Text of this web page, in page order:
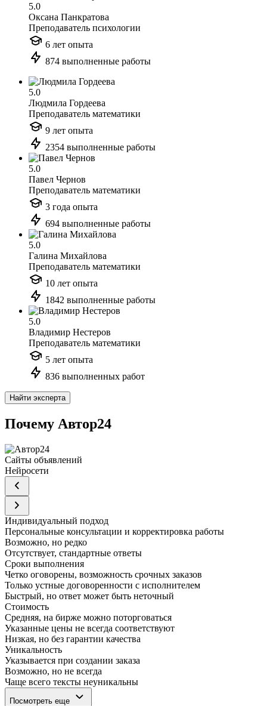
5.0
Оксана Панкратова
Преподаватель психологии
6 лет опыта
874 выполненные работы
5.0
Людмила Гордеева
Преподаватель математики
9 лет опыта
2354 выполненные работы
5.0
Павел Чернов
Преподаватель математики
3 года опыта
694 выполненные работы
5.0
Галина Михайлова
Преподаватель математики
10 лет опыта
1842 выполненные работы
5.0
Владимир Нестеров
Преподаватель математики
5 лет опыта
836 выполненных работ
Найти эксперта
Почему Автор24
Сайты объявлений
Нейросети
Индивидуальный подход
Персональные консультации и корректировка работы
Возможно, но редко
Отсутствует, стандартные ответы
Сроки выполнения
Четко оговорены, возможность срочных заказов
Только устные договоренности с исполнителем
Быстрый, но ответ может быть неточный
Стоимость
Средняя, на бирже можно поторговаться
Указанные цены не всегда соответствуют
Низкая, но без гарантии качества
Уникальность
Указывается при создании заказа
Возможно, но не всегда
Чаще всего тексты неуникальны
Посмотреть еще